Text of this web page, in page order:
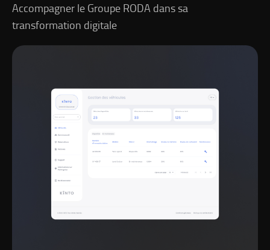
Accompagner le Groupe RODA dans sa
transformation digitale